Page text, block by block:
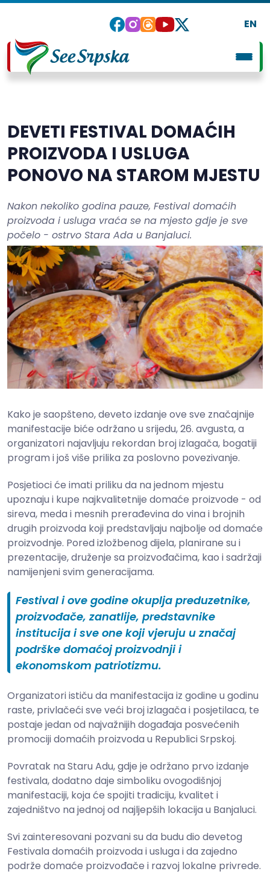
EN
DEVETI FESTIVAL DOMAĆIH
PROIZVODA I USLUGA
PONOVO NA STAROM MJESTU
Nakon nekoliko godina pauze, Festival domaćih
proizvoda i usluga vraća se na mjesto gdje je sve
počelo - ostrvo Stara Ada u Banjaluci.
Kako je saopšteno, deveto izdanje ove sve značajnije
manifestacije biće održano u srijedu, 26. avgusta, a
organizatori najavljuju rekordan broj izlagača, bogatiji
program i još više prilika za poslovno povezivanje.
Posjetioci će imati priliku da na jednom mjestu
upoznaju i kupe najkvalitetnije domaće proizvode - od
sireva, meda i mesnih prerađevina do vina i brojnih
drugih proizvoda koji predstavljaju najbolje od domaće
proizvodnje. Pored izložbenog dijela, planirane su i
prezentacije, druženje sa proizvođačima, kao i sadržaji
namijenjeni svim generacijama.
Festival i ove godine okuplja preduzetnike,
proizvođače, zanatlije, predstavnike
institucija i sve one koji vjeruju u značaj
podrške domaćoj proizvodnji i
ekonomskom patriotizmu.
Organizatori ističu da manifestacija iz godine u godinu
raste, privlačeći sve veći broj izlagača i posjetilaca, te
postaje jedan od najvažnijih događaja posvećenih
promociji domaćih proizvoda u Republici Srpskoj.
Povratak na Staru Adu, gdje je održano prvo izdanje
festivala, dodatno daje simboliku ovogodišnjoj
manifestaciji, koja će spojiti tradiciju, kvalitet i
zajedništvo na jednoj od najljepših lokacija u Banjaluci.
Svi zainteresovani pozvani su da budu dio devetog
Festivala domaćih proizvoda i usluga i da zajedno
podrže domaće proizvođače i razvoj lokalne privrede.